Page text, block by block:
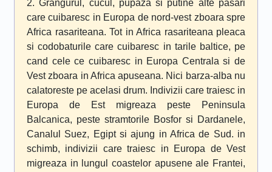
2. Grangurul, cucul, pupaza si putine alte pasari
care cuibaresc in Europa de nord-vest zboara spre
Africa rasariteana. Tot in Africa rasariteana pleaca
si codobaturile care cuibaresc in tarile baltice, pe
cand cele ce cuibaresc in Europa Centrala si de
Vest zboara in Africa apuseana. Nici barza-alba nu
calatoreste pe acelasi drum. Indivizii care traiesc in
Europa de Est migreaza peste Peninsula
Balcanica, peste stramtorile Bosfor si Dardanele,
Canalul Suez, Egipt si ajung in Africa de Sud. in
schimb, indivizii care traiesc in Europa de Vest
migreaza in lungul coastelor apusene ale Frantei,